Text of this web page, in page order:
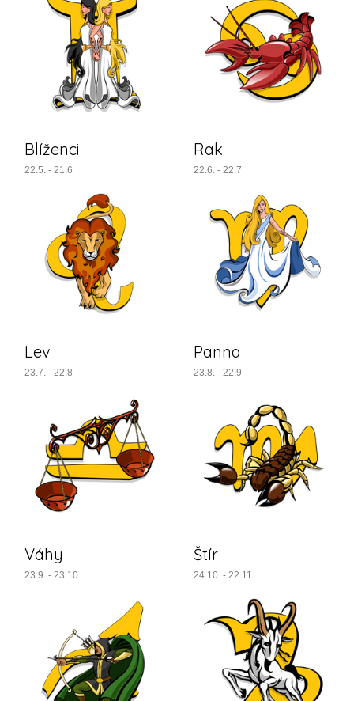
Blíženci
22.5. - 21.6
Rak
22.6. - 22.7
Lev
23.7. - 22.8
Panna
23.8. - 22.9
Váhy
23.9. - 23.10
Štír
24.10. - 22.11